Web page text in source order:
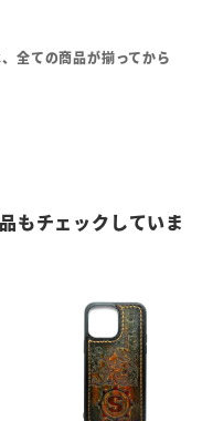
全ての商品が揃ってから
もチェックしていま